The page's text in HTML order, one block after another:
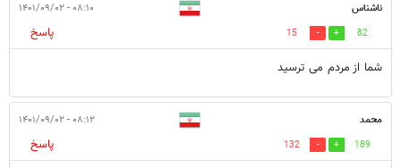
ناشناس ۰۸:۱۰ - ۱۴۰۱/۰۹/۰۲
82
15
پاسخ
شما از مردم می ترسید
محمد ۰۸:۱۲ - ۱۴۰۱/۰۹/۰۲
189
132
پاسخ